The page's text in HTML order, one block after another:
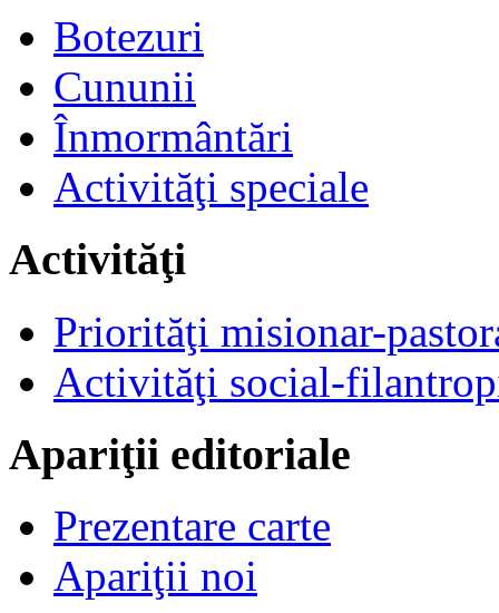
Botezuri
Cununii
Înmormântări
Activităţi speciale
Activităţi
Priorităţi misionar-
Activităţi social-
Apariţii editoriale
Prezentare carte
Apariţii noi